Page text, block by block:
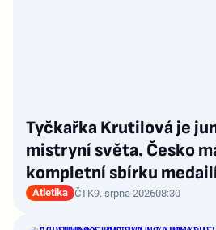
Tyčkařka Krutilová je
mistryní světa. Česko
kompletní sbírku
Atletika ČTK9. srpna 202608:30